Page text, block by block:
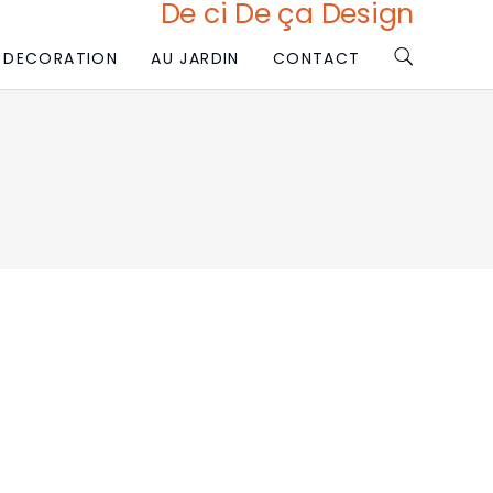
De ci De ça Design
DECORATION AU JARDIN CONTACT